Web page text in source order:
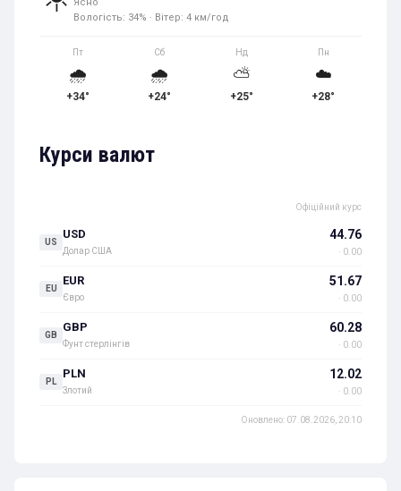
Вологість: 34% · Вітер: 4 км/год
Пт
🌧️
+34°
Сб
🌧️
+24°
Нд
⛅
+25°
Пн
☁️
+28°
Курси валют
Офіційний курс
US
USD
Долар США
44.76
· 0.00
EU
EUR
Євро
51.67
· 0.00
GB
GBP
Фунт стерлінгів
60.28
· 0.00
PL
PLN
Злотий
12.02
· 0.00
Оновлено: 07.08.2026, 20:10